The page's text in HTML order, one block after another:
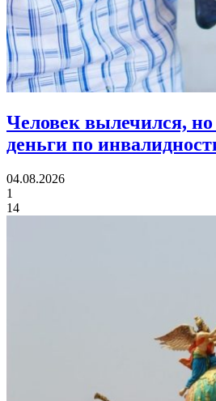
Человек вылечился, но
деньги по
04.08.2026
1
14